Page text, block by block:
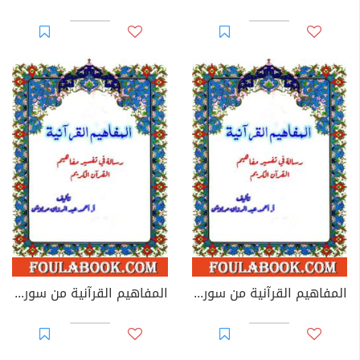
المفاهيم القرآنية من سورة الليل المفاهيم القرآنية من سورة العلق